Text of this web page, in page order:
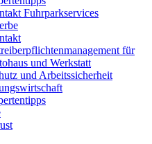
Fuhrparkservices
für
und Werkstatt
und Arbeitssicherheit